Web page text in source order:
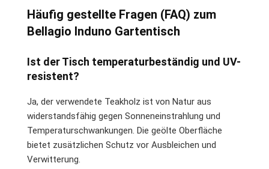
Häufig gestellte Fragen (FAQ) zum
Bellagio Induno Gartentisch
Ist der Tisch temperaturbeständig und UV-
resistent?
Ja, der verwendete Teakholz ist von Natur aus
widerstandsfähig gegen Sonneneinstrahlung und
Temperaturschwankungen. Die geölte Oberfläche
bietet zusätzlichen Schutz vor Ausbleichen und
Verwitterung.